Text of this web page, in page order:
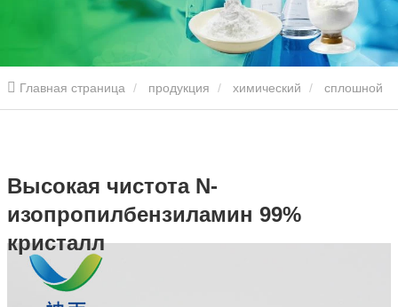
Главная страница продукция химический сплошной
Высокая чистота N-
изопропилбензиламин 99%
кристалл